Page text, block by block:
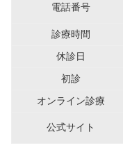
電話番号
診療時間
休診日
初診
オンライン診療
公式サイト